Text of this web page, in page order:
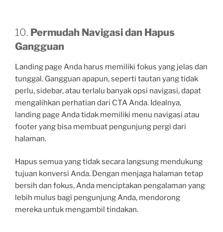
10. Permudah Navigasi dan Hapus
Gangguan
Landing page Anda harus memiliki fokus yang jelas dan
tunggal. Gangguan apapun, seperti tautan yang tidak
perlu, sidebar, atau terlalu banyak opsi navigasi, dapat
mengalihkan perhatian dari CTA Anda. Idealnya,
landing page Anda tidak memiliki menu navigasi atau
footer yang bisa membuat pengunjung pergi dari
halaman.
Hapus semua yang tidak secara langsung mendukung
tujuan konversi Anda. Dengan menjaga halaman tetap
bersih dan fokus, Anda menciptakan pengalaman yang
lebih mulus bagi pengunjung Anda, mendorong
mereka untuk mengambil tindakan.